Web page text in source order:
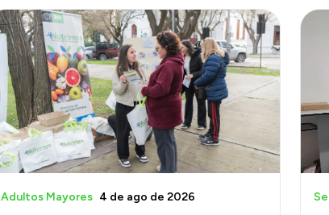
Adultos Mayores 4 de ago de 2026